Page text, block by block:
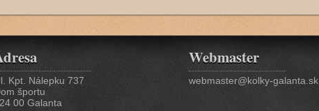
Kpt. Nálepku 737
športu
00 Galanta
Webmaster
webmaster@kolky-galanta.sk